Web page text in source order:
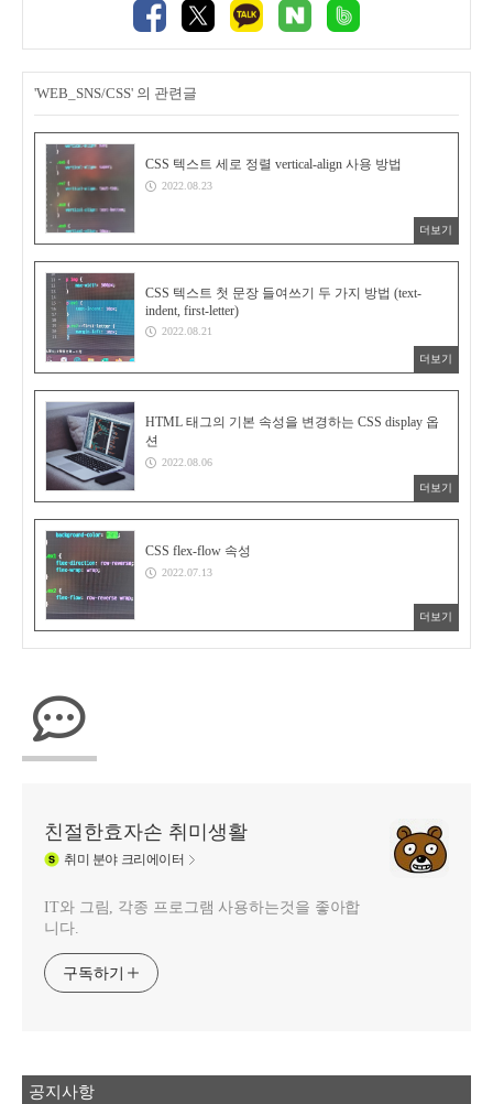
'WEB_SNS/CSS' 의 관련글
CSS 텍스트 세로 정렬 vertical-align 사용 방법
2022.08.23
더보기
CSS 텍스트 첫 문장 들여쓰기 두 가지 방법 (text-
indent, first-letter)
2022.08.21
더보기
HTML 태그의 기본 속성을 변경하는 CSS display 옵
션
2022.08.06
더보기
CSS flex-flow 속성
2022.07.13
더보기
친절한효자손 취미생활
취미 분야 크리에이터
IT와 그림, 각종 프로그램 사용하는것을 좋아합
니다.
구독하기
공지사항